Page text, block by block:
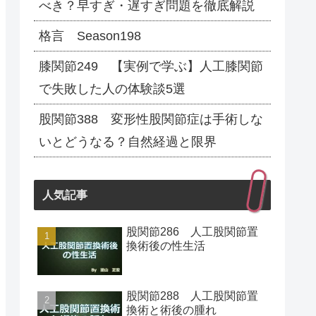
べき？早すぎ・遅すぎ問題を徹底解説
格言 Season198
膝関節249 【実例で学ぶ】人工膝関節
で失敗した人の体験談5選
股関節388 変形性股関節症は手術しな
いとどうなる？自然経過と限界
人気記事
股関節286 人工股関節置
換術後の性生活
股関節288 人工股関節置
換術と術後の腫れ